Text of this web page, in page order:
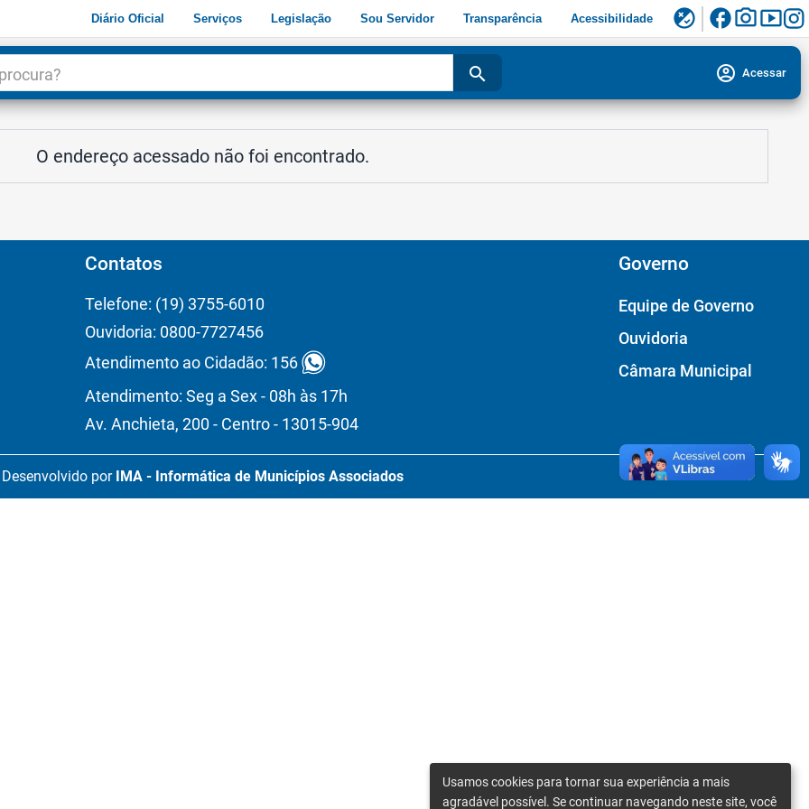
Diário Oficial Serviços Legislação Sou Servidor Transparência Acessibilidade flaky facebookphoto_camerasmart_display
search account_circle Acessar
O endereço acessado não foi encontrado.
Contatos
Telefone: (19) 3755-6010
Ouvidoria: 0800-7727456
Atendimento ao Cidadão: 156
Atendimento: Seg a Sex - 08h às 17h
Av. Anchieta, 200 - Centro - 13015-904
Governo
Equipe de Governo
Ouvidoria
Câmara Municipal
Desenvolvido por IMA - Informática de Municípios Associados
Usamos cookies para tornar sua experiência a mais
agradável possível. Se continuar navegando neste site, você